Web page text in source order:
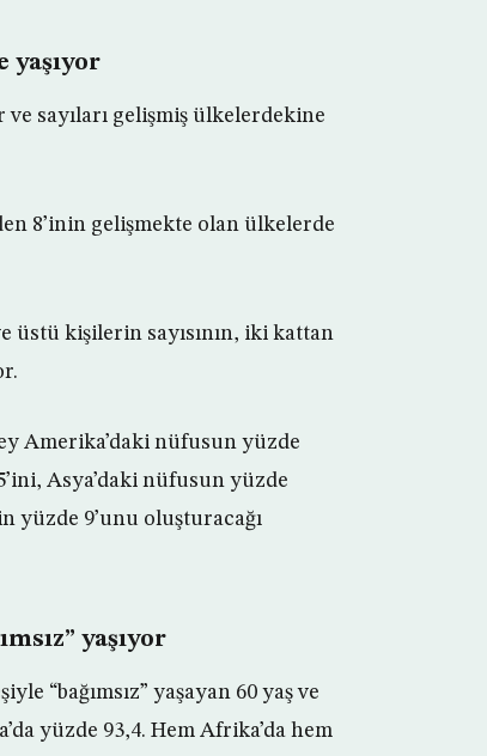
yaşıyor
sayıları gelişmiş ülkelerdekine
8’inin gelişmekte olan ülkelerde
üstü kişilerin sayısının, iki kattan
Amerika’daki nüfusun yüzde
Asya’daki nüfusun yüzde
yüzde 9’unu oluşturacağı
yaşıyor
“bağımsız” yaşayan 60 yaş ve
yüzde 93,4. Hem Afrika’da hem